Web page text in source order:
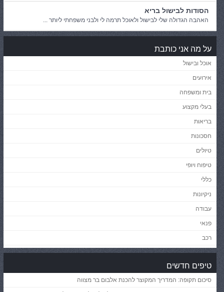
הסודות לבישול בריא
האהבה הגדולה שלי לבישול ולאוכל תרמה לי ולבני משפחתי ליותר ...
על מה אני כותבת
אוכל ובישול
אירועים
בית ומשפחה
בעלי מקצוע
בריאות
חסכונות
טיולים
טיפוח ויופי
כללי
ניקיונות
עבודה
פנאי
רכב
טיפים חדשים
סיכום תקופה: המדריך המקוצר להכנת אלבום בר מצווה